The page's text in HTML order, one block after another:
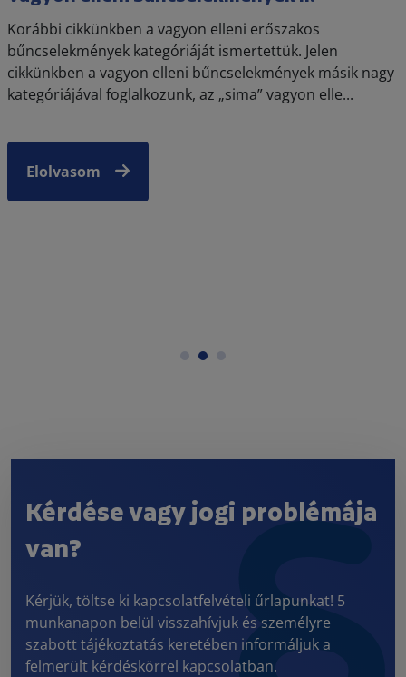
Korábbi cikkünkben a vagyon elleni erőszakos
bűncselekmények kategóriáját ismertettük. Jelen
cikkünkben a vagyon elleni bűncselekmények másik nagy
kategóriájával foglalkozunk, az „sima” vagyon elle...
Elolvasom
Kérdése vagy jogi problémája
van?
Kérjük, töltse ki kapcsolatfelvételi űrlapunkat! 5
munkanapon belül visszahívjuk és személyre
szabott tájékoztatás keretében informáljuk a
felmerült kérdéskörrel kapcsolatban.